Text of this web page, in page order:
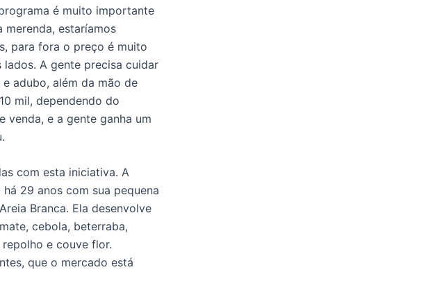
é muito importante
merenda, estaríamos
para fora o preço é muito
A gente precisa cuidar
adubo, além da mão de
mil, dependendo do
venda, e a gente ganha um
com esta iniciativa. A
29 anos com sua pequena
Branca. Ela desenvolve
cebola, beterraba,
e couve flor.
que o mercado está